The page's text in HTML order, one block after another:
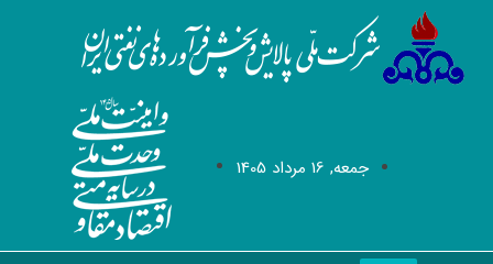
جمعه, 16 مرداد 1405